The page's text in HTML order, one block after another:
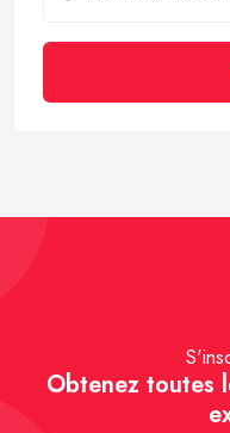
Obtenez toutes